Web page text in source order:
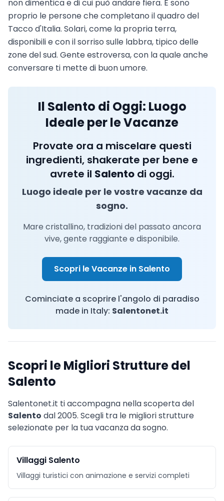
non dimentica e di cui può andare fiera. E sono
proprio le persone che completano il quadro del
Tacco d'Italia. Solari, come la propria terra,
disponibili e con il sorriso sulle labbra, tipico delle
zone del sud. Gente estroversa, con la quale anche
conversare ti mette di buon umore.
Il Salento di Oggi: Luogo
Ideale per le Vacanze
Provate ora a miscelare questi
ingredienti, shakerate per bene e
avrete il Salentodi oggi.
Luogo ideale per le vostre vacanze da
sogno.
Mare cristallino, tradizioni del passato ancora
vive, gente raggiante e disponibile.
Scopri le Vacanze in Salento
Cominciate a scoprire l'angolo di paradiso
made in Italy: Salentonet.it
Scopri le Migliori Strutture del
Salento
Salentonet.it ti accompagna nella scoperta del
Salento dal 2005. Scegli tra le migliori strutture
selezionate per la tua vacanza da sogno.
Villaggi Salento
Villaggi turistici con animazione e servizi completi